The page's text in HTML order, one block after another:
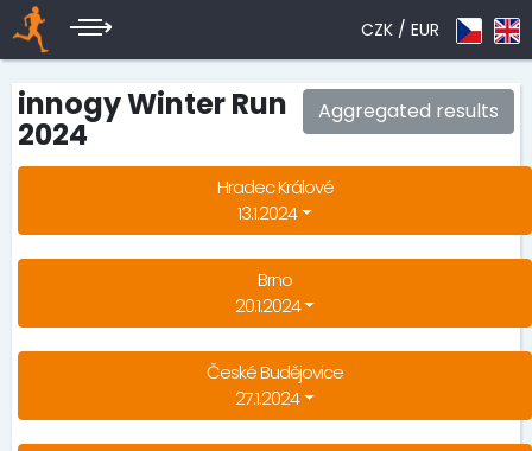
CZK / EUR
Aggregated results
innogy Winter Run
2024
Hradec Králové
13.1.2024
Brno
20.1.2024
České Budějovice
27.1.2024